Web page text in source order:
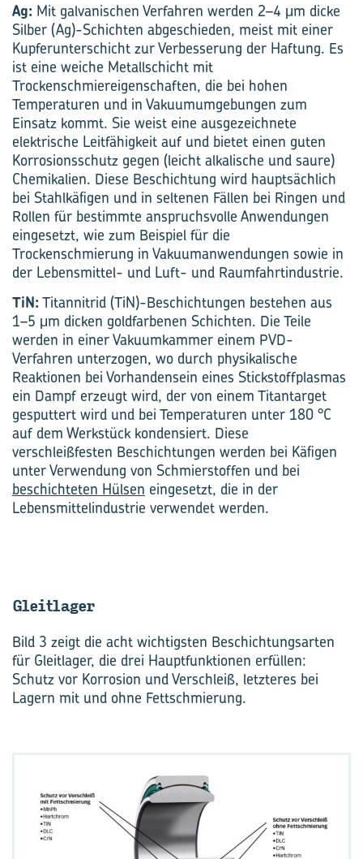
Ag: Mit galvanischen Verfahren werden 2–4 μm dicke
Silber (Ag)-Schichten abgeschieden, meist mit einer
Kupferunterschicht zur Verbesserung der Haftung. Es
ist eine weiche Metallschicht mit
Trockenschmiereigenschaften, die bei hohen
Temperaturen und in Vakuumumgebungen zum
Einsatz kommt. Sie weist eine ausgezeichnete
elektrische Leitfähigkeit auf und bietet einen guten
Korrosionsschutz gegen (leicht alkalische und saure)
Chemikalien. Diese Beschichtung wird hauptsächlich
bei Stahlkäfigen und in seltenen Fällen bei Ringen und
Rollen für bestimmte anspruchsvolle Anwendungen
eingesetzt, wie zum Beispiel für die
Trockenschmierung in Vakuumanwendungen sowie in
der Lebensmittel- und Luft- und Raumfahrtindustrie.
TiN:Titannitrid (TiN)-Beschichtungen bestehen aus
1–5 μm dicken goldfarbenen Schichten. Die Teile
werden in einer Vakuumkammer einem PVD-
Verfahren unterzogen, wo durch physikalische
Reaktionen bei Vorhandensein eines Stickstoffplasmas
ein Dampf erzeugt wird, der von einem Titantarget
gesputtert wird und bei Temperaturen unter 180 °C
auf dem Werkstück kondensiert. Diese
verschleißfesten Beschichtungen werden bei Käfigen
unter Verwendung von Schmierstoffen und bei
beschichteten Hülsen eingesetzt, die in der
Lebensmittelindustrie verwendet werden.
Gleit­la­ger
Bild 3 zeigt die acht wichtigsten Beschichtungsarten
für Gleitlager, die drei Hauptfunktionen erfüllen:
Schutz vor Korrosion und Verschleiß, letzteres bei
Lagern mit und ohne Fettschmierung.